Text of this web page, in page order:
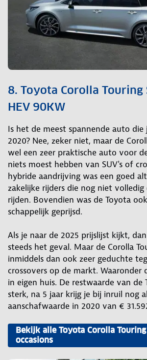
8. Toyota Corolla Touring
HEV 90KW
Is het de meest spannende auto
2020? Nee, zeker niet, maar de
wel een zeer praktische auto voor
niets moest hebben van SUV's of
hybride aandrijving was een goed
zakelijke rijders die nog niet
rijden. Bovendien was de Toyota
schappelijk geprijsd.
Als je naar de 2025 prijslijst kijkt,
steeds het geval. Maar de Corolla
inmiddels dan ook zeer geduchte
crossovers op de markt. Waaronder
in eigen huis. De restwaarde van de
sterk, na 5 jaar krijg je bij inruil nog
aanschafwaarde in 2020 van €
Bekijk alle Toyota Corolla
occasions